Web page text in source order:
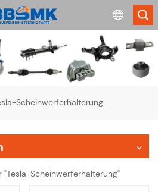
English
français
español
Scheinwerferhalterung
"Tesla-Scheinwerferhalterung"